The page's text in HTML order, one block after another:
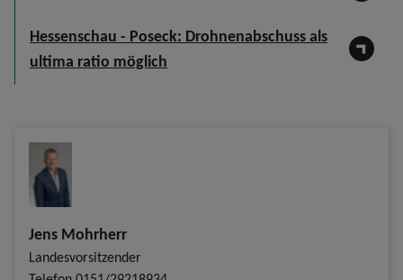
Hessenschau - Poseck: Drohnenabschuss als
ultima ratio möglich
Jens Mohrherr
Landesvorsitzender